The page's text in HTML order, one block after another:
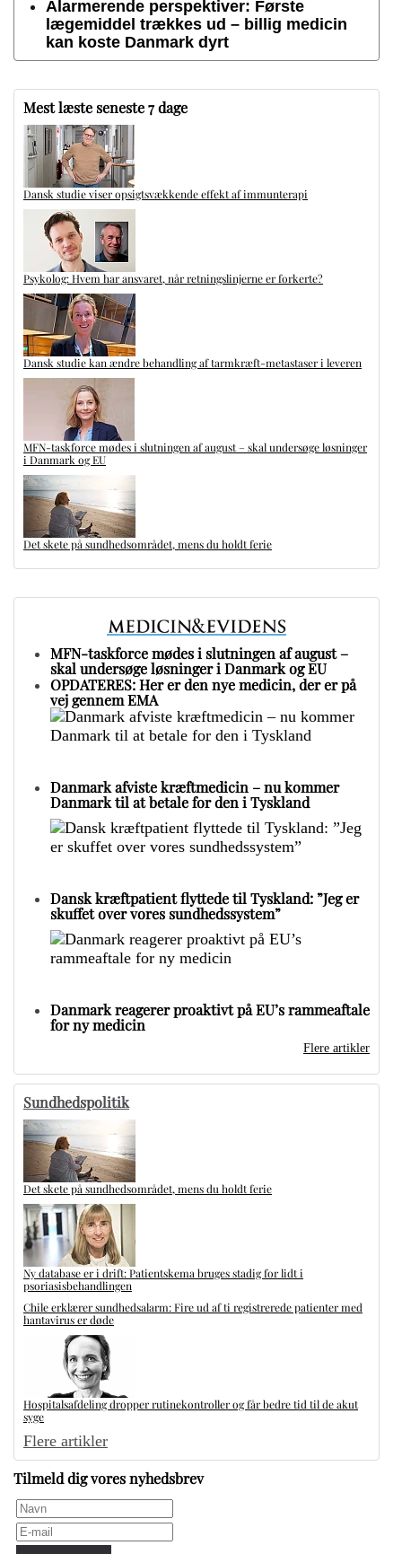
Alarmerende perspektiver: Første
lægemiddel trækkes ud – billig medicin
kan koste Danmark dyrt
Mest læste seneste 7 dage
Dansk studie viser opsigtsvækkende effekt af immunterapi
Psykolog: Hvem har ansvaret, når retningslinjerne er forkerte?
Dansk studie kan ændre behandling af tarmkræft-metastaser i leveren
MFN-taskforce mødes i slutningen af august – skal undersøge løsninger
i Danmark og EU
Det skete på sundhedsområdet, mens du holdt ferie
MFN-taskforce mødes i slutningen af august –
skal undersøge løsninger i Danmark og EU
OPDATERES: Her er den nye medicin, der er på
vej gennem EMA
Danmark afviste kræftmedicin – nu kommer
Danmark til at betale for den i Tyskland
Dansk kræftpatient flyttede til Tyskland: ”Jeg er
skuffet over vores sundhedssystem”
Danmark reagerer proaktivt på EU’s rammeaftale
for ny medicin
Flere artikler
Sundhedspolitik
Det skete på sundhedsområdet, mens du holdt ferie
Ny database er i drift: Patientskema bruges stadig for lidt i
psoriasisbehandlingen
Chile erklærer sundhedsalarm: Fire ud af ti registrerede patienter med
hantavirus er døde
Hospitalsafdeling dropper rutinekontroller og får bedre tid til de akut
syge
Flere artikler
Tilmeld dig vores nyhedsbrev